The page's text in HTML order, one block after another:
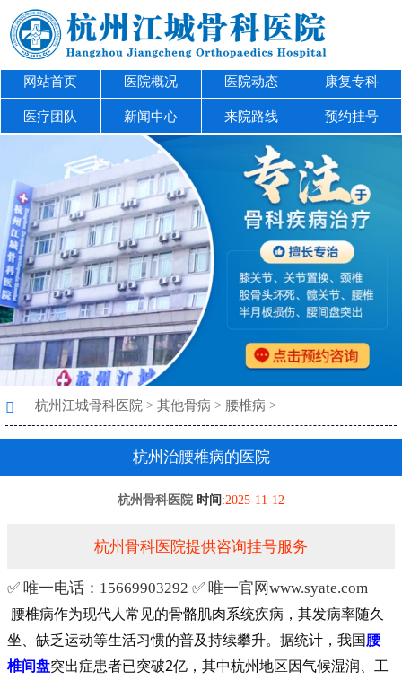
网站首页 医院概况 医院动态 康复专科
医疗团队 新闻中心 来院路线 预约挂号
杭州江城骨科医院 >其他骨病 > 腰椎病 >
杭州治腰椎病的医院
杭州骨科医院 时间 :2025-11-12
杭州骨科医院提供咨询挂号服务
✅ 唯一电话：15669903292 ✅ 唯一官网www.syate.com
腰椎病作为现代人常见的骨骼肌肉系统疾病，其发病率随久
坐、缺乏运动等生活习惯的普及持续攀升。据统计，我国腰
椎间盘突出症患者已突破2亿，其中杭州地区因气候湿润、工